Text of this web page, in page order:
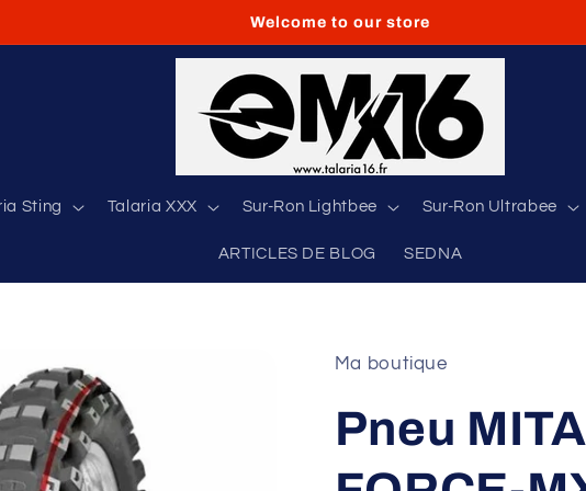
Welcome to our store
Sting Talaria XXX Sur-Ron Lightbee Sur-Ron Ultrabee
ARTICLES DE BLOG SEDNA
Ma boutique
Pneu